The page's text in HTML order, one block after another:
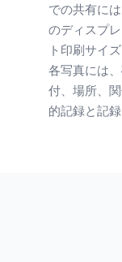
での共有に
のディスプ
ト印刷サイ
各写真には
付、場所、
的記録と記